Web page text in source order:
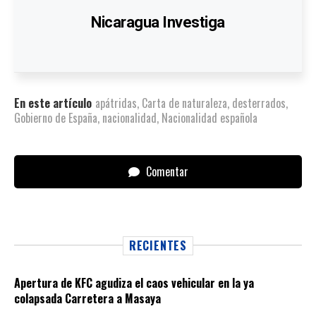
Nicaragua Investiga
En este artículo apátridas, Carta de naturaleza, desterrados,
Gobierno de España, nacionalidad, Nacionalidad española
Comentar
RECIENTES
Apertura de KFC agudiza el caos vehicular en la ya
colapsada Carretera a Masaya